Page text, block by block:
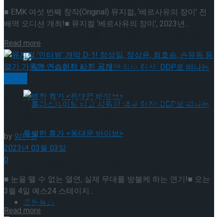
뮤지컬 배우와의 콜라보 제품 판매
롤러스케이트 타고 시원한 맥주 한잔! DDP로 떠
포토뉴스
혜화로운 공연생활, 자립준비 청년 후원 방송
뮤지컬 배우와의 콜라보 제품 판매
나는 특별한 휴가 <동대문 바이브>
■ EMK 여섯 번째 창작(Original) 뮤지컬, ‘베르사유의 장미’ 전
배역 오디션 개최!■ 뮤지컬 ‘베르사유의 장미’, 2023년...
Read more
뮤지컬 ‘인터뷰’ 개막 D-1! 정성일, 정상윤, 최호승,
by임민규
2023년 03월 03일
0
■ 눈을 뗄 수 없는 열연, 실제 무대를 방불케 하는 연기!■ 오는
3월 4일 예스24 스테이지...
Read moreDetails